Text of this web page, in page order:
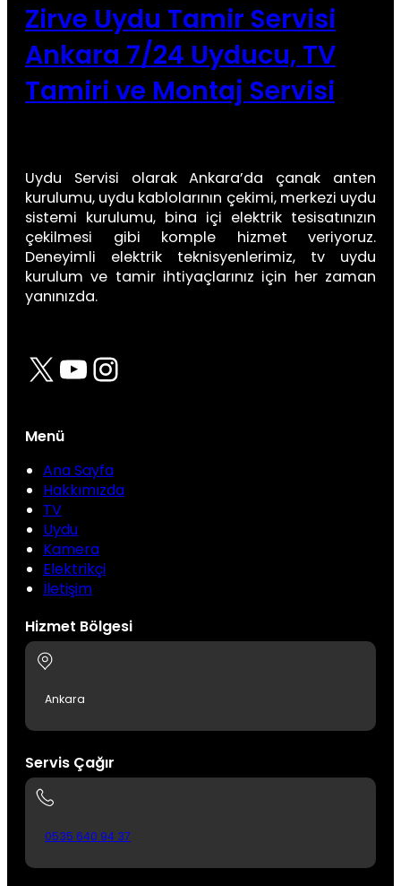
Zirve Uydu Tamir Servisi
Ankara 7/24 Uyducu, TV
Tamiri ve Montaj Servisi
Uydu Servisi olarak Ankara’da çanak anten
kurulumu, uydu kablolarının çekimi, merkezi uydu
sistemi kurulumu, bina içi elektrik tesisatınızın
çekilmesi gibi komple hizmet veriyoruz.
Deneyimli elektrik teknisyenlerimiz, tv uydu
kurulum ve tamir ihtiyaçlarınız için her zaman
yanınızda.
X YouTube Instagram
Menü
Ana Sayfa
Hakkımızda
TV
Uydu
Kamera
Elektrikçi
İletişim
Hizmet Bölgesi
Ankara
Servis Çağır
0535 640 94 37